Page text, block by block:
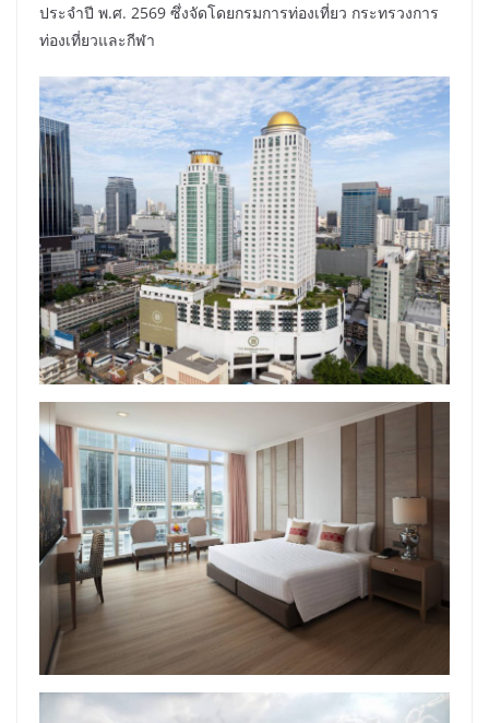
ประจำปี พ.ศ. 2569 ซึ่งจัดโดยกรมการท่องเที่ยว กระทรวงการ
ท่องเที่ยวและกีฬา